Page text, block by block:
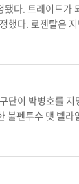
시즌을 통째로
에 포함됐으나
어트(25), 로스
다. 트레이드가
(미네소타의) 계획"
박병호의 완전
. 그러나 미네소
의아함이 말해주듯 이는
하며 이번 사건
인터뷰에서 "
이 박병호를
타점,
었다. 미네소타는 박병
. 적지 않은 돈을